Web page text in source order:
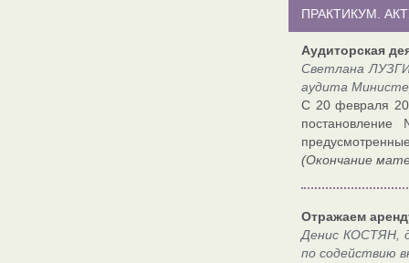
ПРАКТИКУМ.
Аудиторская
Светлана
аудита
С 20 февраля
(Окончание
Отражаем
Денис КОСТЯН,
по содействию